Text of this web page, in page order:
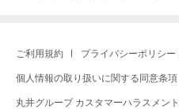
ご利用規約 プライバシーポリシー
個人情報の取り扱いに関する同意条項
丸井グループ カスタマーハラスメン